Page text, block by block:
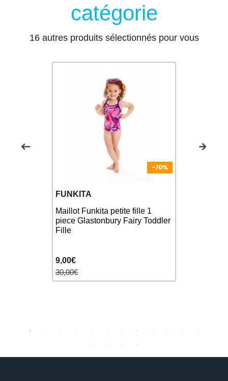
catégorie
16 autres produits sélectionnés pour vous
FUNKITA
Maillot Funkita petite fille 1
piece Glastonbury Fairy Toddler
Fille
9,00€
30,00€